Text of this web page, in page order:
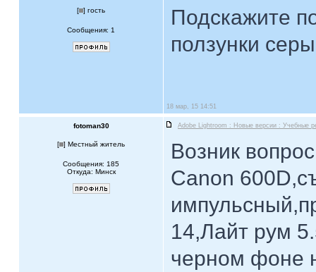
[ ] гость
Сообщения: 1
Подскажите
ползунки
18 мар, 15 14:51
fotoman30 Adobe Lightroom : Новые версии : Учебные
[ ] Местный житель
Сообщения: 185
Откуда: Минск
Возник
Canon
14,Лайт рум
черном фоне